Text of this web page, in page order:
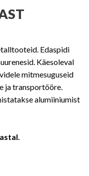
Edaspidi
Käesoleval
mitmesuguseid
ja transportööre.
alumiiniumist